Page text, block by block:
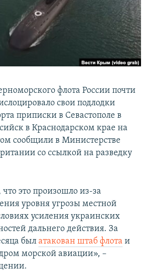
флота России почти
свои подлодки
приписки в Севастополе в
в Краснодарском крае на
сообщили в Министерстве
со ссылкой на разведку
это произошло из-за
уровня угрозы местной
усиления украинских
дальнего действия. За
был атакован штаб флота и
морской авиации», –